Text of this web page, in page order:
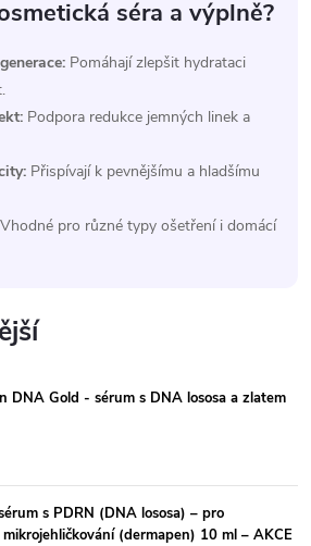
séra a výplně?
Pomáhají zlepšit hydrataci
Podpora redukce jemných linek a
Přispívají k pevnějšímu a hladšímu
Vhodné pro různé typy ošetření i domácí
DNA Gold - sérum s DNA lososa a zlatem
s PDRN (DNA lososa) – pro
(dermapen) 10 ml – AKCE